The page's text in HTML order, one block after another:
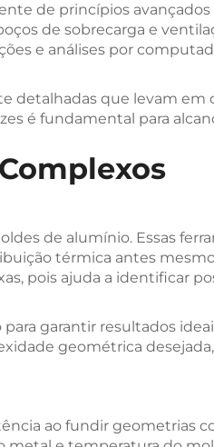
de princípios
de sobrecarga e
e análises por
detalhadas que levam em
é fundamental para
de alumínio. Essas
térmica antes
pois ajuda a identificar
garantir resultados
geométrica
ao fundir geometrias